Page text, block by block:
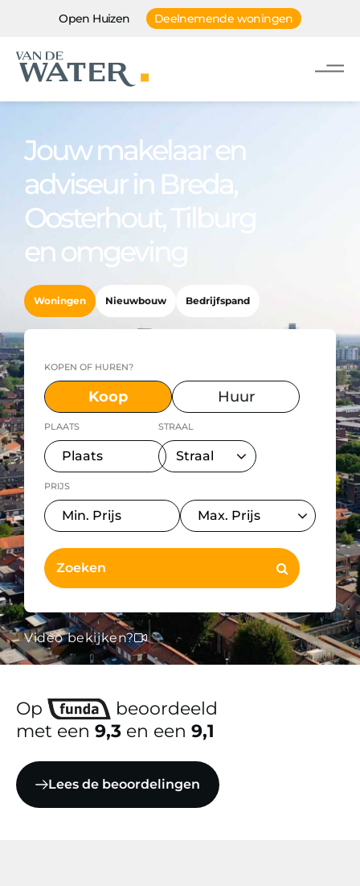
Open Huizen Deelnemende woningen
Jouw makelaar en
adviseur in Breda,
Oosterhout, Tilburg
en omgeving
Woningen Nieuwbouw Bedrijfspand
KOPEN OF HUREN?
Koop Huur
PLAATS STRAAL
PRIJS
Video bekijken?
Op
beoordeeld
met een 9,3 en een 9,1
Lees de beoordelingen